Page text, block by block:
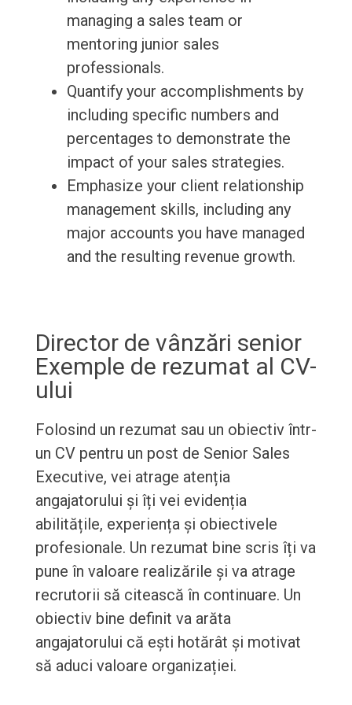
managing a sales team or
mentoring junior sales
professionals.
Quantify your accomplishments by
including specific numbers and
percentages to demonstrate the
impact of your sales strategies.
Emphasize your client relationship
management skills, including any
major accounts you have managed
and the resulting revenue growth.
Director de vânzări senior
Exemple de rezumat al CV-
ului
Folosind un rezumat sau un obiectiv într-
un CV pentru un post de Senior Sales
Executive, vei atrage atenția
angajatorului și îți vei evidenția
abilitățile, experiența și obiectivele
profesionale. Un rezumat bine scris îți va
pune în valoare realizările și va atrage
recrutorii să citească în continuare. Un
obiectiv bine definit va arăta
angajatorului că ești hotărât și motivat
să aduci valoare organizației.